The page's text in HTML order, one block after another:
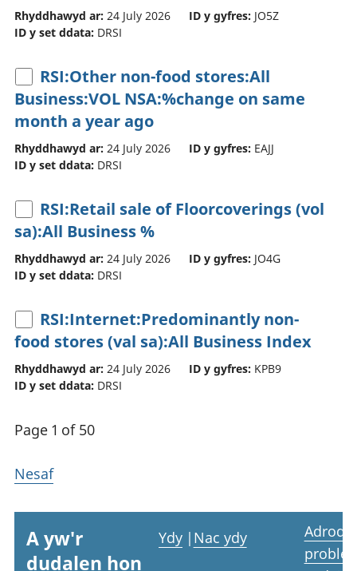
Rhyddhawyd ar: 24 July 2026 ID y gyfres: JO5Z
ID y set ddata: DRSI
RSI:Other non-food stores:All
Business:VOL NSA:%change on same
month a year ago
Rhyddhawyd ar: 24 July 2026 ID y gyfres: EAJJ
ID y set ddata: DRSI
RSI:Retail sale of Floorcoverings (vol
sa):All Business %
Rhyddhawyd ar: 24 July 2026 ID y gyfres: JO4G
ID y set ddata: DRSI
RSI:Internet:Predominantly non-
food stores (val sa):All Business Index
Rhyddhawyd ar: 24 July 2026 ID y gyfres: KPB9
ID y set ddata: DRSI
Page 1 of 50
Nesaf
A yw'r
dudalen hon
Ydy | Nac ydy
Adrodd